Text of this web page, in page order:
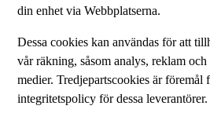
din enhet via Webbplatserna.
Dessa cookies kan användas för att
vår räkning, såsom analys, reklam
medier. Tredjepartscookies är föremål
integritetspolicy för dessa leverantörer.